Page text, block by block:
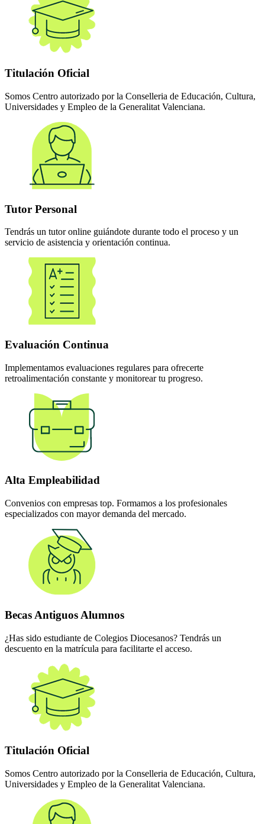
Titulación Oficial
Somos Centro autorizado por la Conselleria de Educación, Cultura,
Universidades y Empleo de la Generalitat Valenciana.
Tutor Personal
Tendrás un tutor online guiándote durante todo el proceso y un
servicio de asistencia y orientación continua.
Evaluación Continua
Implementamos evaluaciones regulares para ofrecerte
retroalimentación constante y monitorear tu progreso.
Alta Empleabilidad
Convenios con empresas top. Formamos a los profesionales
especializados con mayor demanda del mercado.
Becas Antiguos Alumnos
¿Has sido estudiante de Colegios Diocesanos? Tendrás un
descuento en la matrícula para facilitarte el acceso.
Titulación Oficial
Somos Centro autorizado por la Conselleria de Educación, Cultura,
Universidades y Empleo de la Generalitat Valenciana.